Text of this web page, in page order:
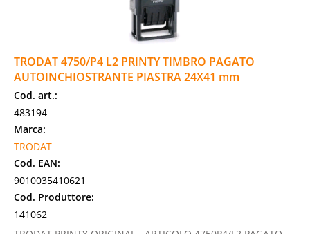
TRODAT 4750/P4 L2 PRINTY TIMBRO PAGATO
AUTOINCHIOSTRANTE PIASTRA 24X41 mm
Cod. art.:
483194
Marca:
TRODAT
Cod. EAN:
9010035410621
Cod. Produttore:
141062